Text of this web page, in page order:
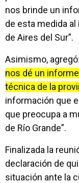
nos brinde un
de esta medida
de Aires del Sur”.
Asimismo,
nos dé un
técnica de la
información que
que preocupa a
de Río Grande”.
Finalizada la
declaración de
situación ante la